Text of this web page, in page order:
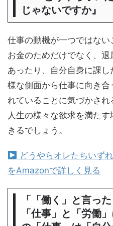
じゃないですか』
仕事の動機が一つではない
お金のためだけでなく、
あったり、自分自身に課
様な側面から仕事に向き
れていることに気づかさ
人生の様々な欲求を満た
きるでしょう。
どうやらオレたちいず
をAmazonで詳しく見る
「「働く」と言っ
「仕事」と「労働